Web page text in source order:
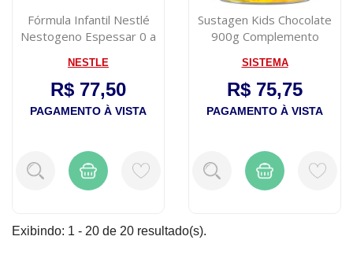
Fórmula Infantil Nestlé
Nestogeno Espessar 0 a
NESTLE
R$ 77,50
PAGAMENTO À VISTA
Sustagen Kids Chocolate
900g Complemento
SISTEMA
R$ 75,75
PAGAMENTO À VISTA
Exibindo: 1 - 20 de 20 resultado(s).